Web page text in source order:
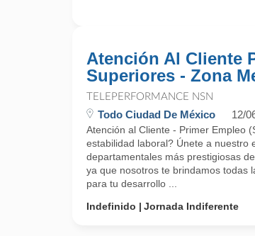
Atención Al Cliente
Superiores - Zona
TELEPERFORMANCE NSN
Todo Ciudad De México 12/
Atención al Cliente - Primer Empleo
estabilidad laboral? Únete a nuestro
departamentales más prestigiosas
ya que nosotros te brindamos todas
para tu desarrollo ...
Indefinido
Jornada Indiferente